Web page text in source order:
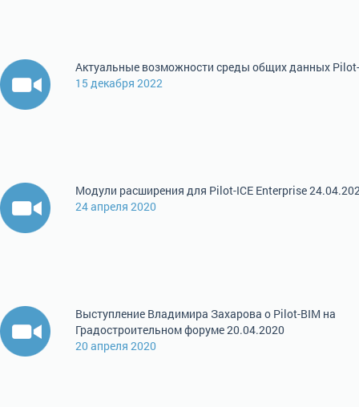
Актуальные возможности среды общих данных
15 декабря 2022
Модули расширения для Pilot-ICE Enterprise
24 апреля 2020
Выступление Владимира Захарова о Pilot-BIM на
Градостроительном форуме 20.04.2020
20 апреля 2020